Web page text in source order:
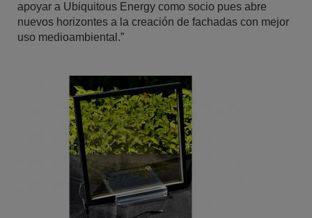
apoyar a Ubiquitous Energy como socio pues abre
nuevos horizontes a la creación de fachadas con mejor
uso medioambiental.”